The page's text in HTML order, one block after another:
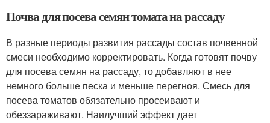
Почва для посева семян томата на рассаду
В разные периоды развития рассады состав почвенной
смеси необходимо корректировать. Когда готовят почву
для посева семян на рассаду, то добавляют в нее
немного больше песка и меньше перегноя. Смесь для
посева томатов обязательно просеивают и
обеззараживают. Наилучший эффект дает